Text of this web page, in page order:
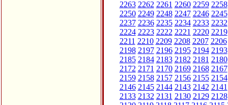
2263 2262 2261 2260 2259 2258
2250 2249 2248 2247 2246 2245
2237 2236 2235 2234 2233 2232
2224 2223 2222 2221 2220 2219
2211 2210 2209 2208 2207 2206
2198 2197 2196 2195 2194 2193
2185 2184 2183 2182 2181 2180
2172 2171 2170 2169 2168 2167
2159 2158 2157 2156 2155 2154
2146 2145 2144 2143 2142 2141
2133 2132 2131 2130 2129 2128